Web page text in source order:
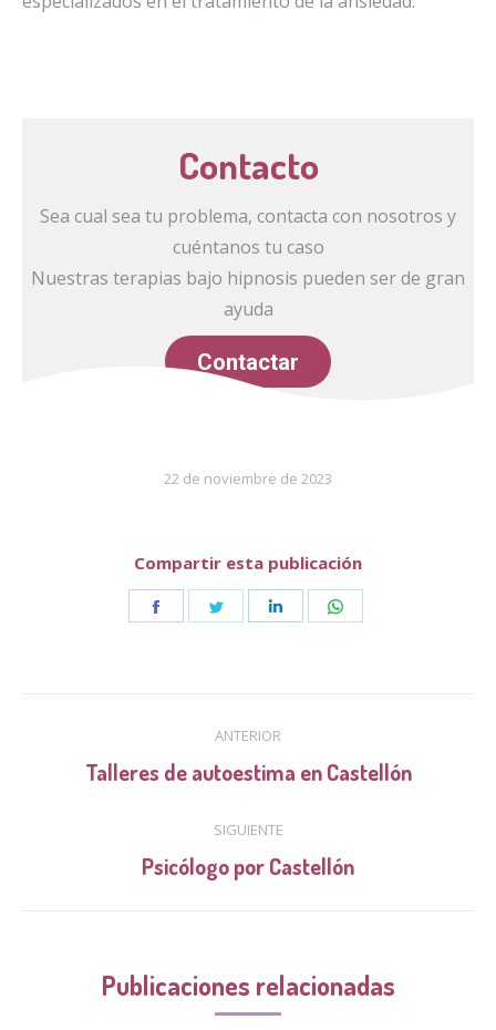
Contacto
Sea cual sea tu problema, contacta con nosotros y
cuéntanos tu caso
Nuestras terapias bajo hipnosis pueden ser de gran
ayuda
Contactar
22 de noviembre de 2023
Compartir esta publicación
Share
Share
Share
entre
publicaciones
ANTERIOR
Publicación
Talleres de autoestima en Castellón
SIGUIENTE
Publicación
Psicólogo por Castellón
Publicaciones relacionadas